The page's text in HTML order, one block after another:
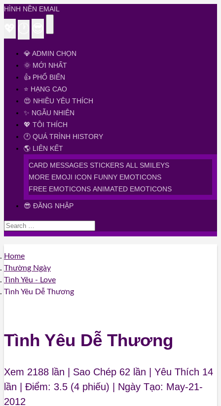
HÌNH NỀN EMAIL
💎 ADMIN CHỌN
🌞 MỚI NHẤT
👍 PHỔ BIẾN
⭐ HẠNG CAO
😍 NHIỀU YÊU THÍCH
✨ NGẪU NHIÊN
💖 TÔI THÍCH
🕐 QUÁ TRÌNH HISTORY
🌎 LIÊN KẾT
CARD MESSAGES STICKERS ALL SMILEYS
MORE EMOJI ICON FUNNY EMOTICONS
FREE EMOTICONS ANIMATED EMOTICONS
😎 ĐĂNG NHẬP
Home
Thường Ngày
Tình Yêu - Love
Tình Yêu Dễ Thương
Tình Yêu Dễ Thương
Xem 2188 lần | Sao Chép 62 lần | Yêu Thích 14
lần | Điểm: 3.5 (4 phiếu) | Ngày Tạo: May-21-
2012